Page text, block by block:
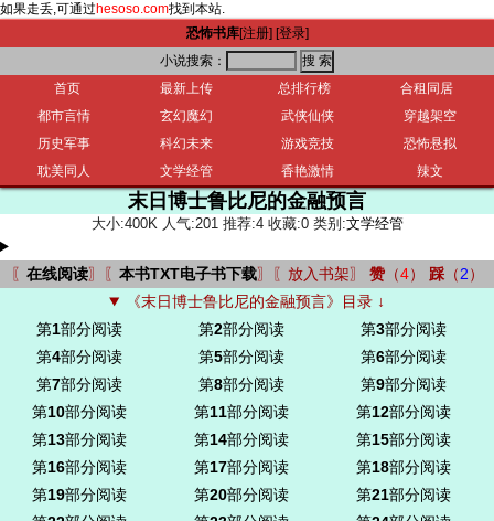
如果走丢,可通过hesoso.com找到本站.
恐怖书库[注册] [登录]
小说搜索：
首页
最新上传 总排行榜
合租同居
都市言情
玄幻魔幻 武侠仙侠
穿越架空
历史军事
科幻未来 游戏竞技
恐怖悬拟
耽美同人
文学经管 香艳激情 辣文
末日博士鲁比尼的金融预言
大小:400K 人气:201 推荐:4 收藏:0 类别:文学经管
〖 在线阅读〗〖 本书TXT电子书下载〗〖 放入书架〗 赞（4） 踩（2）
《末日博士鲁比尼的金融预言》目录 ↓
第1部分阅读 第2部分阅读 第3部分阅读
第4部分阅读 第5部分阅读 第6部分阅读
第7部分阅读 第8部分阅读 第9部分阅读
第10部分阅读 第11部分阅读 第12部分阅读
第13部分阅读 第14部分阅读 第15部分阅读
第16部分阅读 第17部分阅读 第18部分阅读
第19部分阅读 第20部分阅读 第21部分阅读